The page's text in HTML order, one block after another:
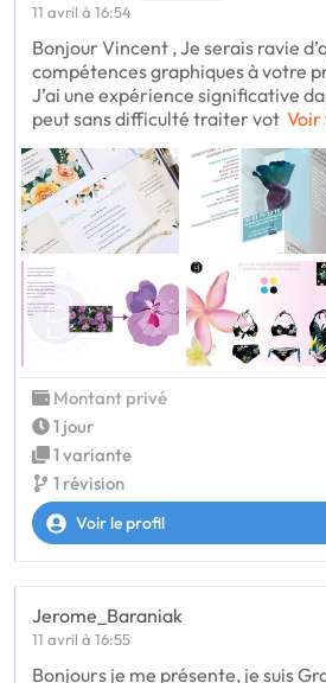
11 avril à 16:54
Bonjour Vincent , Je serais ravie
compétences graphiques à votre
J’ai une expérience significative
peut sans difficulté traiter vot Voir
Montant privé
1 jour
1 variante
1 révision
Voir le profil
Jerome_Baraniak
11 avril à 16:55
Bonjours je me présente, je suis